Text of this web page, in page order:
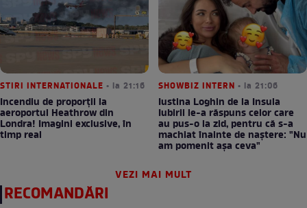
STIRI INTERNATIONALE • la 21:16
Incendiu de proporții la
aeroportul Heathrow din
Londra! Imagini exclusive, în
timp real
SHOWBIZ INTERN • la 21:06
Iustina Loghin de la Insula
Iubirii le-a răspuns celor care
au pus-o la zid, pentru că s-a
machiat înainte de naștere: "Nu
am pomenit așa ceva"
VEZI MAI MULT
RECOMANDĂRI